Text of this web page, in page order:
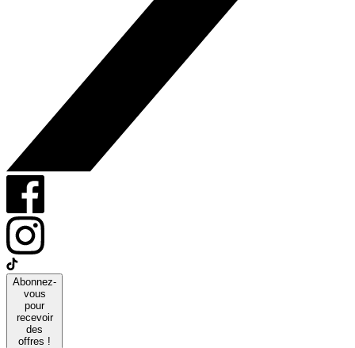
Abonnez-
vous
pour
recevoir
des
offres !